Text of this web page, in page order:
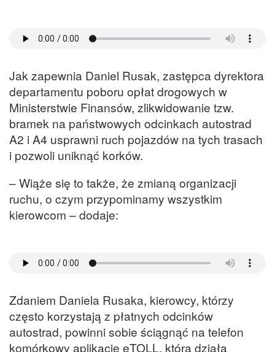
Jak zapewnia Daniel Rusak, zastępca dyrektora
departamentu poboru opłat drogowych w
Ministerstwie Finansów, zlikwidowanie tzw.
bramek na państwowych odcinkach autostrad
A2 i A4 usprawni ruch pojazdów na tych trasach
i pozwoli uniknąć korków.
– Wiąże się to także, że zmianą organizacji
ruchu, o czym przypominamy wszystkim
kierowcom – dodaje:
Zdaniem Daniela Rusaka, kierowcy, którzy
często korzystają z płatnych odcinków
autostrad, powinni sobie ściągnąć na telefon
komórkowy aplikację eTOLL, która działa